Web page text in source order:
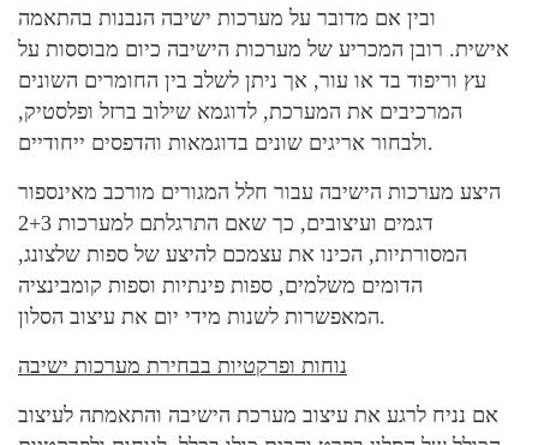
ובין אם מדובר על מערכות ישיבה הנבנות בהתאמה
אישית. רובן המכריע של מערכות הישיבה כיום מבוססות על
עץ וריפוד בד או עור, אך ניתן לשלב בין החומרים השונים
המרכיבים את המערכת, לדוגמא שילוב ברזל ופלסטיק,
ולבחור אריגים שונים בדוגמאות והדפסים ייחודיים.
היצע מערכות הישיבה עבור חלל המגורים מורכב מאינספור
דגמים ועיצובים, כך שאם התרגלתם למערכות 2+3
המסורתיות, הכינו את עצמכם להיצע של ספות שלצונג,
הדומים משלמים, ספות פינתיות וספות קומבינציה
המאפשרות לשנות מידי יום את עיצוב הסלון.
נוחות ופרקטיות בבחירת מערכות ישיבה
אם נניח לרגע את עיצוב מערכת הישיבה והתאמתה לעיצוב